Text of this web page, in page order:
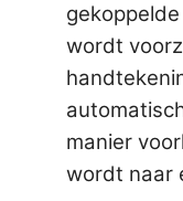
wordt
manier
wordt naar